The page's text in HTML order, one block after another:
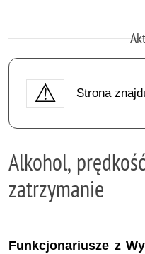
Strona
Alkohol,
zatrzymanie
Funkcjonariusze z